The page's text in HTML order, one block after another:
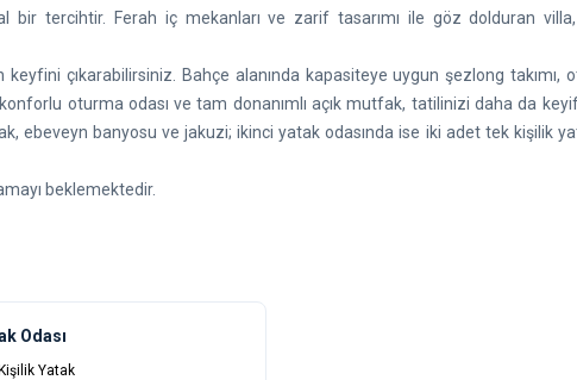
bir tercihtir. Ferah iç mekanları ve zarif tasarımı ile göz dolduran
çıkarabilirsiniz. Bahçe alanında kapasiteye uygun şezlong takımı,
oturma odası ve tam donanımlı açık mutfak, tatilinizi daha da
ebeveyn banyosu ve jakuzi; ikinci yatak odasında ise iki adet tek kişilik
beklemektedir.
Odası
Yatak